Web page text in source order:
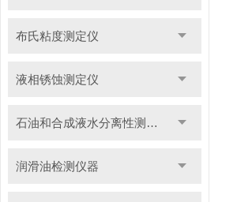
布氏粘度测定仪
液相锈蚀测定仪
石油和合成液水分离性测定仪
润滑油检测仪器